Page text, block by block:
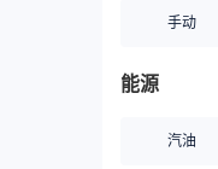
手动
能源
汽油